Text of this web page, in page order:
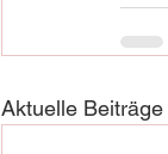
Aktuelle Beiträge